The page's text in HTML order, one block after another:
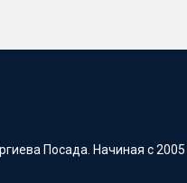
Посада. Начиная с